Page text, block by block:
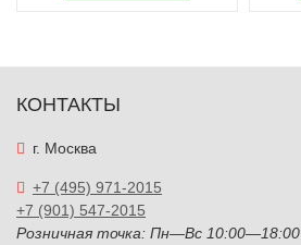
КОНТАКТЫ
г. Москва
+7 (495) 971-2015
+7 (901) 547-2015
Розничная точка: Пн—Вс 10:00—18:00